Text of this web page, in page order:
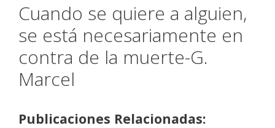
Cuando se quiere a alguien,
se está necesariamente en
contra de la muerte-G.
Marcel
Publicaciones Relacionadas: